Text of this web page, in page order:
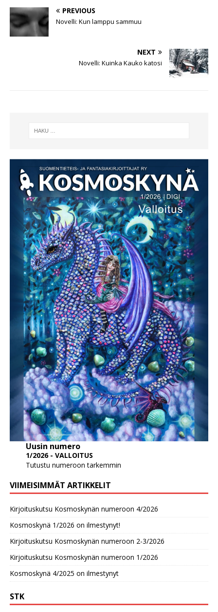
PREVIOUS
Novelli: Kun lamppu sammuu
NEXT
Novelli: Kuinka Kauko katosi
Uusin numero
1/2026 - VALLOITUS
Tutustu numeroon tarkemmin
VIIMEISIMMÄT ARTIKKELIT
Kirjoituskutsu Kosmoskynän numeroon 4/2026
Kosmoskynä 1/2026 on ilmestynyt!
Kirjoituskutsu Kosmoskynän numeroon 2-3/2026
Kirjoituskutsu Kosmoskynän numeroon 1/2026
Kosmoskynä 4/2025 on ilmestynyt
STK